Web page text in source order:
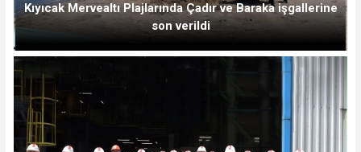
Kıyıcak Mervealtı Plajlarında Çadır ve Baraka işgallerine
son verildi